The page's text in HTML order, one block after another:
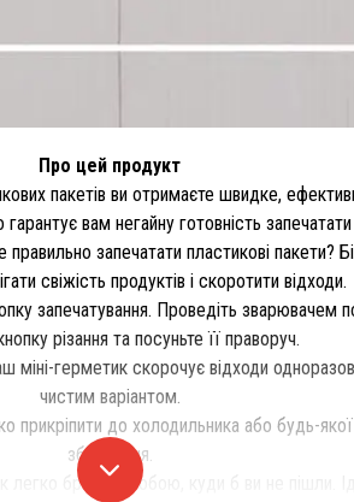
Про цей продукт
пакетів ви отримаєте швидке,
вам негайну готовність
запечатати пластикові
свіжість продуктів і скоротити відходи.
запечатування. Проведіть
різання та посуньте її праворуч.
герметик скорочує відходи
чистим варіантом.
прикріпити до холодильника або будь-
зберігання.
брати із собою, куди б ви не пішли.